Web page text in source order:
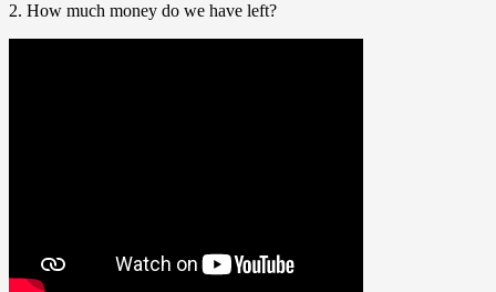
2. How much money do we have left?